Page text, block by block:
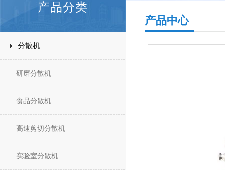
产品分类
分散机
研磨分散机
食品分散机
高速剪切分散机
实验室分散机
产品中心